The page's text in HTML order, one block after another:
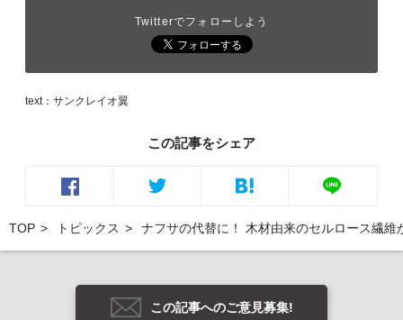
Twitterでフォローしよう
text：サンクレイオ翼
この記事をシェア
TOP トピックス ナフサの代替に！ 木材由来のセルロース繊
この記事へのご意見募集!